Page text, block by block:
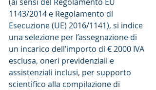
1143/2014 e Regolamento di
Esecuzione (UE) 2016/1141), si indice
una selezione per l’assegnazione di
un incarico dell’importo di € 2000 IVA
esclusa, oneri previdenziali e
assistenziali inclusi, per supporto
scientifico alla compilazione di